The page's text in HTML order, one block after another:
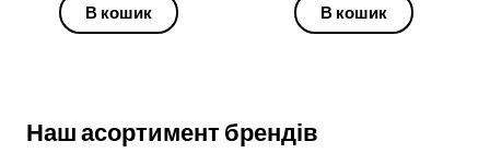
В кошик В кошик
Наш асортимент брендів